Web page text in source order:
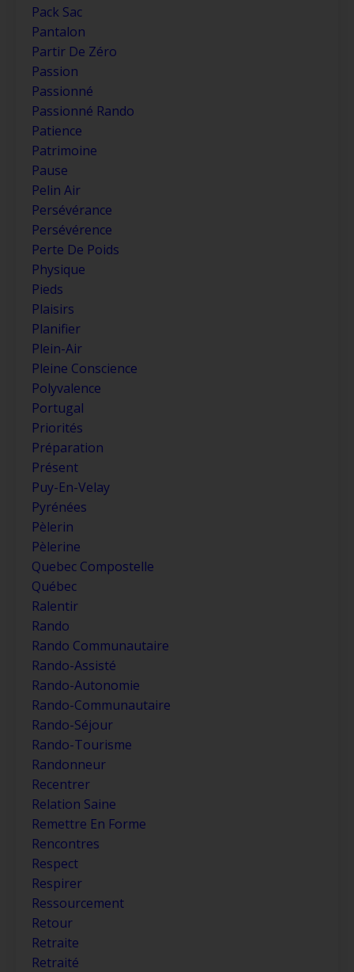
Pack Sac
Pantalon
Partir De Zéro
Passion
Passionné
Passionné Rando
Patience
Patrimoine
Pause
Pelin Air
Persévérance
Persévérence
Perte De Poids
Physique
Pieds
Plaisirs
Planifier
Plein-Air
Pleine Conscience
Polyvalence
Portugal
Priorités
Préparation
Présent
Puy-En-Velay
Pyrénées
Pèlerin
Pèlerine
Quebec Compostelle
Québec
Ralentir
Rando
Rando Communautaire
Rando-Assisté
Rando-Autonomie
Rando-Communautaire
Rando-Séjour
Rando-Tourisme
Randonneur
Recentrer
Relation Saine
Remettre En Forme
Rencontres
Respect
Respirer
Ressourcement
Retour
Retraite
Retraité